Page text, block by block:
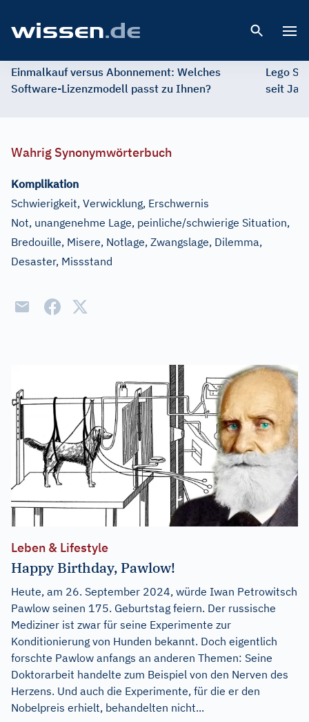
Einmalkauf versus Abonnement: Welches
Software-Lizenzmodell passt zu Ihnen?
Lego
seit
Wahrig Synonymwörterbuch
Komplikation
Schwierigkeit, Verwicklung, Erschwernis
Not, unangenehme Lage, peinliche/schwierige Situation,
Bredouille, Misere, Notlage, Zwangslage, Dilemma,
Desaster, Missstand
Leben & Lifestyle
Happy Birthday, Pawlow!
Heute, am 26. September 2024, würde Iwan Petrowitsch
Pawlow seinen 175. Geburtstag feiern. Der russische
Mediziner ist zwar für seine Experimente zur
Konditionierung von Hunden bekannt. Doch eigentlich
forschte Pawlow anfangs an anderen Themen: Seine
Doktorarbeit handelte zum Beispiel von den Nerven des
Herzens. Und auch die Experimente, für die er den
Nobelpreis erhielt, behandelten nicht...